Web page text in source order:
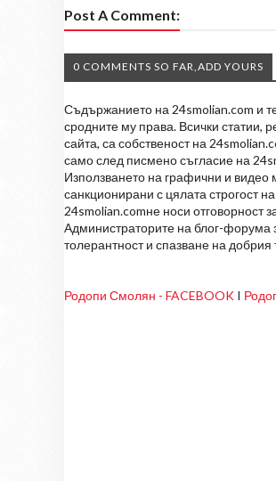
Post A Comment:
0 COMMENTS SO FAR,ADD YOURS
Съдържанието на 24smolian.com и
сродните му права. Всички статии,
сайта, са собственост на
само след писмено съгласие на
Използването на графични и видео
санкционирани с цялата строгост
24smolian.comне носи отговорност
Администраторите на блог-форума
толерантност и спазване на добрия
Родопи Смолян - FACEBOOK I